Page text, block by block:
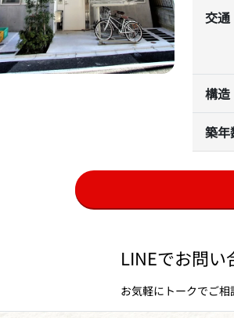
交通
構造
築年
LINEでお問い
お気軽にトークでご相